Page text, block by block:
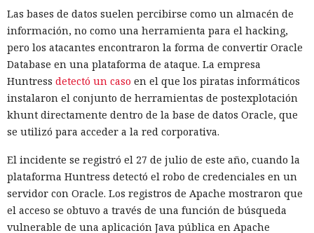
importante desde octubre de 2025, que reduce el consumo
de memoria RAM en desarrollo hasta un 90% y, además,
acelera el renderizado y el funcionamiento en general.
La contribución principal a la economía de memoria la
aporta el empaquetador integrado Turbopack, que desde
2022 sustituye progresivamente a Webpack en el proyecto.
En la nueva versión están activados por defecto el caché en
disco y el desplazamiento de datos no utilizados a disco. Una
instancia con 50 rutas (páginas separadas) ahora consume
alrededor de 840 megabytes en lugar de los anteriores 4,6
gigabytes — un ahorro de aproximadamente el 82%.
El caché en disco, probado ya en la versión 16.1, lee el caché
Las bases de datos suelen percibirse como un almacén de
información, no como una herramienta para el hacking,
pero los atacantes encontraron la forma de convertir Oracle
Database en una plataforma de ataque. La empresa
Huntress detectó un caso en el que los piratas informáticos
instalaron el conjunto de herramientas de postexplotación
khunt directamente dentro de la base de datos Oracle, que
se utilizó para acceder a la red corporativa.
El incidente se registró el 27 de julio de este año, cuando la
plataforma Huntress detectó el robo de credenciales en un
servidor con Oracle. Los registros de Apache mostraron que
el acceso se obtuvo a través de una función de búsqueda
vulnerable de una aplicación Java pública en Apache